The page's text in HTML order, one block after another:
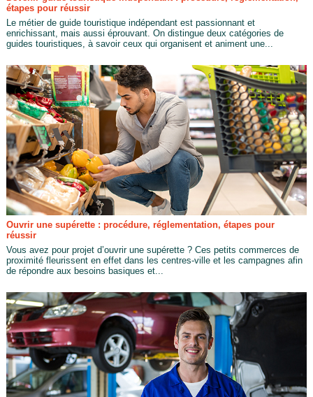
étapes pour réussir
Le métier de guide touristique indépendant est passionnant et
enrichissant, mais aussi éprouvant. On distingue deux catégories de
guides touristiques, à savoir ceux qui organisent et animent une...
Ouvrir une supérette : procédure, réglementation, étapes pour
réussir
Vous avez pour projet d’ouvrir une supérette ? Ces petits commerces de
proximité fleurissent en effet dans les centres-ville et les campagnes afin
de répondre aux besoins basiques et...